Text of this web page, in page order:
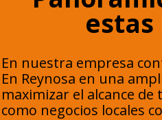
estas
En nuestra empresa
En Reynosa en una
maximizar el alcance
como negocios locales